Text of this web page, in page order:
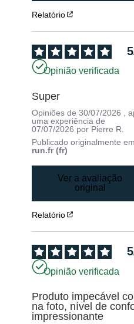
Relatório
5
Opinião verificada
Super
Opiniões de30/07/2026
,
uma experiência de
07/07/2026 por Pierre R.
Publicado originalmente
run.fr (fr)
Ver a avaliação
original
Relatório
5
Opinião verificada
Produto impecável
na foto, nível de
impressionante